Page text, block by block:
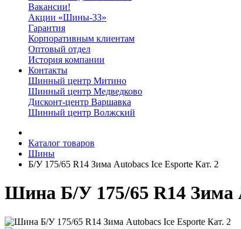
Вакансии!
Акции «Шины-33»
Гарантия
Корпоративным клиентам
Оптовый отдел
История компании
Контакты
Шинный центр Митино
Шинный центр Медведково
Дисконт-центр Варшавка
Шинный центр Волжский
Каталог товаров
Шины
Б/У 175/65 R14 Зима Autobacs Ice Esporte Кат. 2
Шина Б/У 175/65 R14 Зима